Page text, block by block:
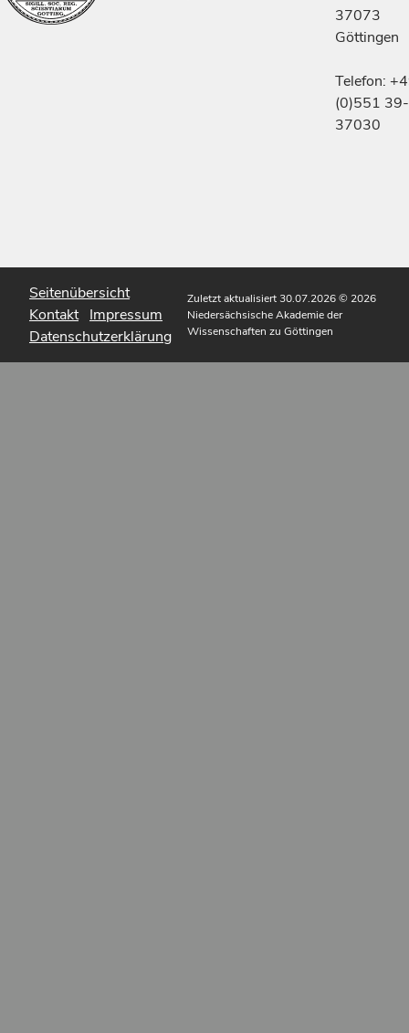
37073
Göttingen
Telefon:
(0)551 39-
37030
Seitenübersicht
Kontakt Impressum
Datenschutzerklärung
Zuletzt aktualisiert 30.07.2026© 2026
Niedersächsische Akademie der
Wissenschaften zu Göttingen